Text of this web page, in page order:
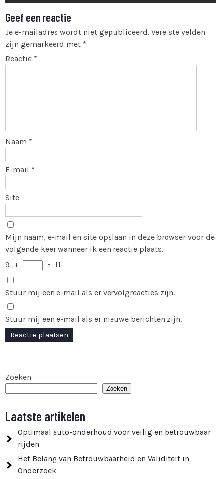
Geef een reactie
Je e-mailadres wordt niet gepubliceerd. Vereiste velden
zijn gemarkeerd met *
Reactie *
Naam *
E-mail *
Site
Mijn naam, e-mail en site opslaan in deze browser voor de
volgende keer wanneer ik een reactie plaats.
9 + = 11
Stuur mij een e-mail als er vervolgreacties zijn.
Stuur mij een e-mail als er nieuwe berichten zijn.
Zoeken
Zoeken
Laatste artikelen
Optimaal auto-onderhoud voor veilig en betrouwbaar
rijden
Het Belang van Betrouwbaarheid en Validiteit in
Onderzoek